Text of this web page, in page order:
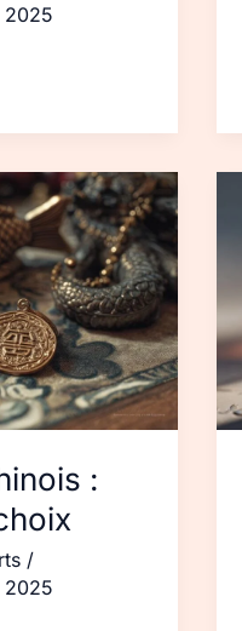
2025
:
/
2025